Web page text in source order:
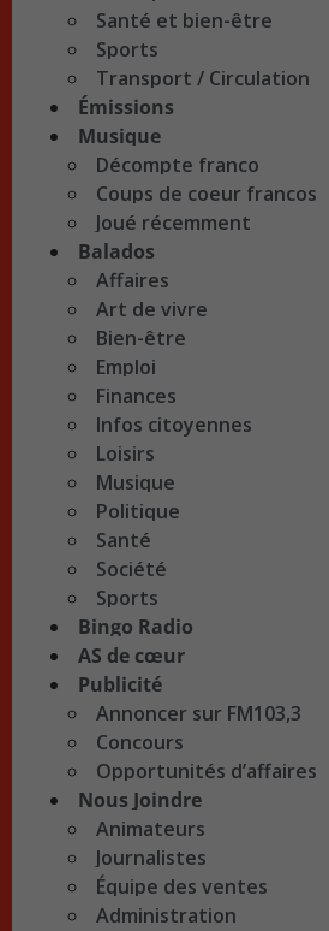
Santé et bien-être
Sports
Transport / Circulation
Émissions
Musique
Décompte franco
Coups de coeur francos
Joué récemment
Balados
Affaires
Art de vivre
Bien-être
Emploi
Finances
Infos citoyennes
Loisirs
Musique
Politique
Santé
Société
Sports
Bingo Radio
AS de cœur
Publicité
Annoncer sur FM103,3
Concours
Opportunités d’affaires
Nous Joindre
Animateurs
Journalistes
Équipe des ventes
Administration